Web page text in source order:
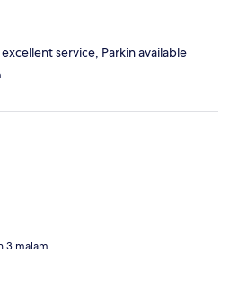
service, Parkin available
3 malam